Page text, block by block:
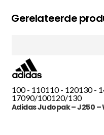
Gerelateerde
100 - 110110 - 120130 -
17090/100120/130
Adidas Judopak – J250 –